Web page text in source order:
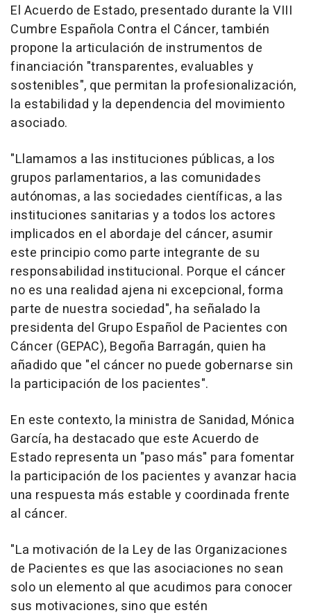
El Acuerdo de Estado, presentado durante la VIII
Cumbre Española Contra el Cáncer, también
propone la articulación de instrumentos de
financiación "transparentes, evaluables y
sostenibles", que permitan la profesionalización,
la estabilidad y la dependencia del movimiento
asociado.
"Llamamos a las instituciones públicas, a los
grupos parlamentarios, a las comunidades
autónomas, a las sociedades científicas, a las
instituciones sanitarias y a todos los actores
implicados en el abordaje del cáncer, asumir
este principio como parte integrante de su
responsabilidad institucional. Porque el cáncer
no es una realidad ajena ni excepcional, forma
parte de nuestra sociedad", ha señalado la
presidenta del Grupo Español de Pacientes con
Cáncer (GEPAC), Begoña Barragán, quien ha
añadido que "el cáncer no puede gobernarse sin
la participación de los pacientes".
En este contexto, la ministra de Sanidad, Mónica
García, ha destacado que este Acuerdo de
Estado representa un "paso más" para fomentar
la participación de los pacientes y avanzar hacia
una respuesta más estable y coordinada frente
al cáncer.
"La motivación de la Ley de las Organizaciones
de Pacientes es que las asociaciones no sean
solo un elemento al que acudimos para conocer
sus motivaciones, sino que estén